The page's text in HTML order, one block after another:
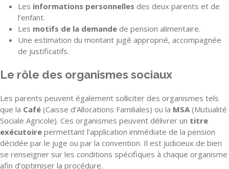
Les informations personnelles des deux parents et de
l’enfant.
Les motifs de la demande de pension alimentaire.
Une estimation du montant jugé approprié, accompagnée
de justificatifs.
Le rôle des organismes sociaux
Les parents peuvent également solliciter des organismes tels
que la Café (Caisse d’Allocations Familiales) ou la MSA (Mutualité
Sociale Agricole). Ces organismes peuvent délivrer un titre
exécutoire permettant l’application immédiate de la pension
décidée par le juge ou par la convention. Il est judicieux de bien
se renseigner sur les conditions spécifiques à chaque organisme
afin d’optimiser la procédure.